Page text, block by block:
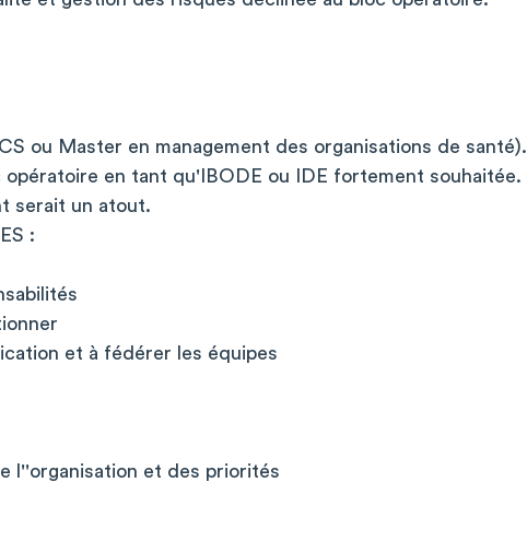
ou Master en management des organisations de santé).
opératoire en tant qu'IBODE ou IDE fortement souhaitée.
serait un atout.
:
et à fédérer les équipes
l''organisation et des priorités